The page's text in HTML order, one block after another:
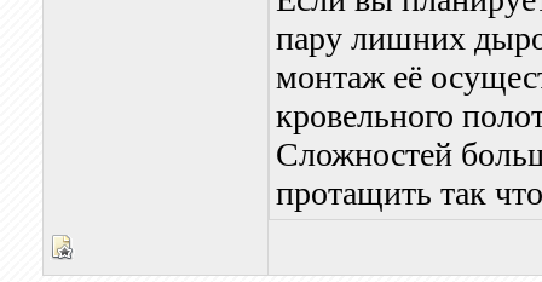
пару лишних
монтаж её
кровельного
Сложностей
протащить так